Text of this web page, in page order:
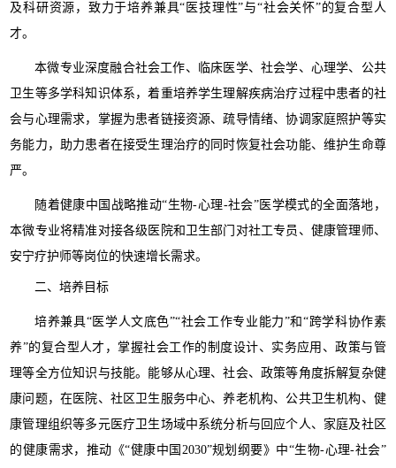
及科研资源，致力于培养兼具“医技理性”与“社会关怀”的复合型人
才。
本微专业深度融合社会工作、临床医学、社会学、心理学、公共
卫生等多学科知识体系，着重培养学生理解疾病治疗过程中患者的社
会与心理需求，掌握为患者链接资源、疏导情绪、协调家庭照护等实
务能力，助力患者在接受生理治疗的同时恢复社会功能、维护生命尊
严。
随着健康中国战略推动“生物-心理-社会”医学模式的全面落地，
本微专业将精准对接各级医院和卫生部门对社工专员、健康管理师、
安宁疗护师等岗位的快速增长需求。
二、培养目标
培养兼具“医学人文底色”“社会工作专业能力”和“跨学科协作素
养”的复合型人才，掌握社会工作的制度设计、实务应用、政策与管
理等全方位知识与技能。能够从心理、社会、政策等角度拆解复杂健
康问题，在医院、社区卫生服务中心、养老机构、公共卫生机构、健
康管理组织等多元医疗卫生场域中系统分析与回应个人、家庭及社区
的健康需求，推动《“健康中国2030”规划纲要》中“生物-心理-社会”